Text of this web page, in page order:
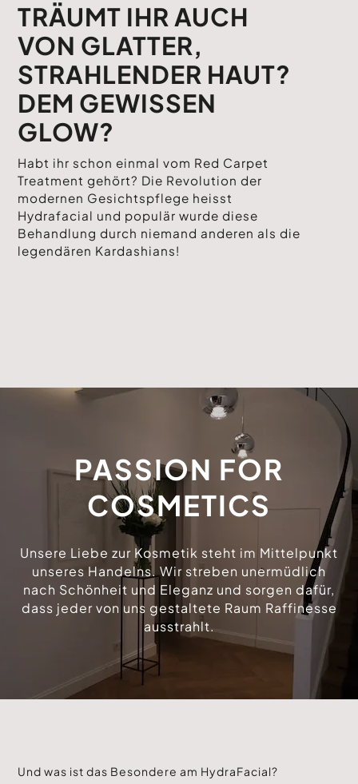
TRÄUMT IHR AUCH
VON GLATTER,
STRAHLENDER HAUT?
DEM GEWISSEN
GLOW?
Habt ihr schon einmal vom Red Carpet
Treatment gehört? Die Revolution der
modernen Gesichtspflege heisst
Hydrafacial und populär wurde diese
Behandlung durch niemand anderen als die
legendären Kardashians!
PASSION FOR
COSMETICS
Unsere Liebe zur Kosmetik steht im Mittelpunkt
unseres Handelns. Wir streben unermüdlich
nach Schönheit und Eleganz und sorgen dafür,
dass jeder von uns gestaltete Raum Raffinesse
ausstrahlt.
Und was ist das Besondere am HydraFacial?